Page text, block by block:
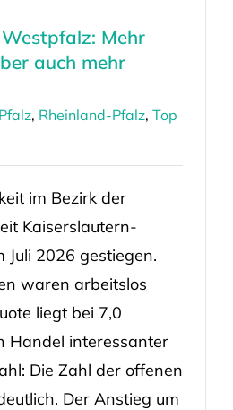
Mehr
auch mehr
Pfalz, Rheinland-Pfalz, Top
im Bezirk der
Kaiserslautern-
Juli 2026 gestiegen.
waren arbeitslos
liegt bei 7,0
Handel interessanter
Die Zahl der offenen
Der Anstieg um